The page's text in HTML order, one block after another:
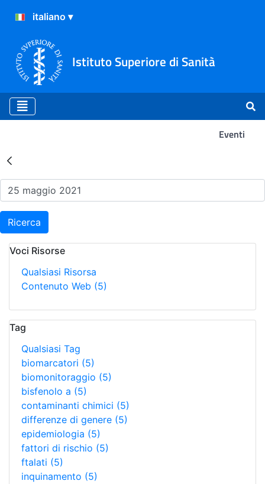
Istituto Superiore di Sanità
Eventi
Risultati della Ricerca -
Ricerca
Voci Risorse
Qualsiasi Risorsa
Contenuto Web (5)
Tag
Qualsiasi Tag
biomarcatori (5)
biomonitoraggio (5)
bisfenolo a (5)
contaminanti chimici (5)
differenze di genere (5)
epidemiologia (5)
fattori di rischio (5)
ftalati (5)
inquinamento (5)